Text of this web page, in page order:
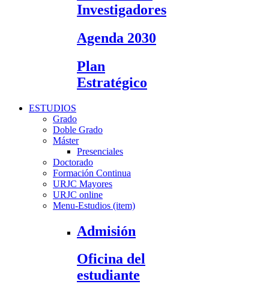
Investigadores
Agenda 2030
Plan
Estratégico
ESTUDIOS
Grado
Doble Grado
Máster
Presenciales
Doctorado
Formación Continua
URJC Mayores
URJC online
Menu-Estudios (item)
Admisión
Oficina del
estudiante